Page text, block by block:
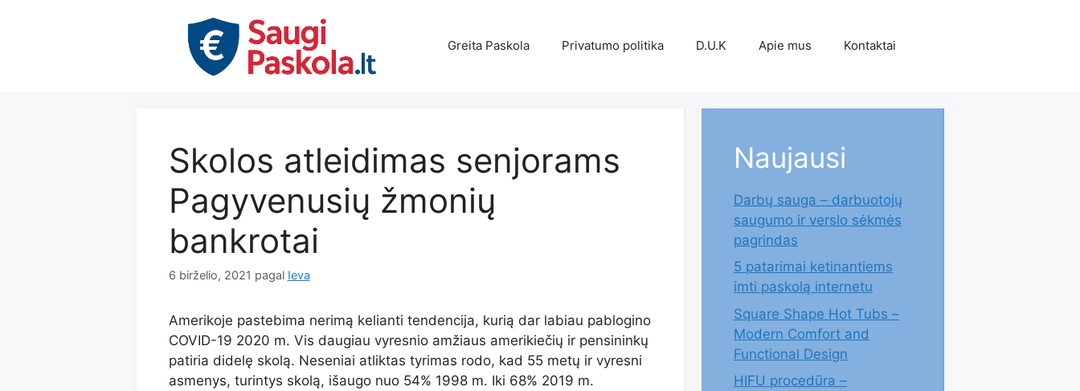
Greita Paskola Privatumo politika D.U.K Apie mus Kontaktai
Skolos atleidimas senjorams
Pagyvenusių žmonių
bankrotai
6 birželio, 2021 pagal Ieva
Amerikoje pastebima nerimą kelianti tendencija, kurią dar labiau pablogino
COVID-19 2020 m. Vis daugiau vyresnio amžiaus amerikiečių ir pensininkų
patiria didelę skolą. Neseniai atliktas tyrimas rodo, kad 55 metų ir vyresni
asmenys, turintys skolą, išaugo nuo 54% 1998 m. Iki 68% 2019 m.
Naujausi
Darbų sauga – darbuotojų
saugumo ir verslo sėkmės
pagrindas
5 patarimai ketinantiems
imti paskolą internetu
Square Shape Hot Tubs –
Modern Comfort and
Functional Design
HIFU procedūra –